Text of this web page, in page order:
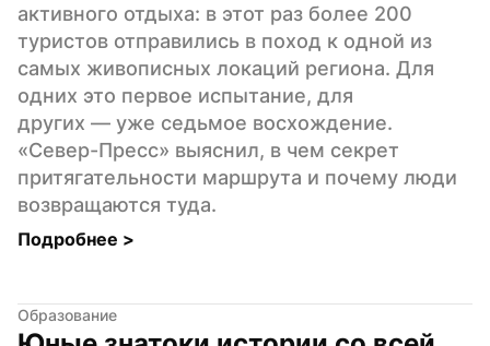
активного отдыха: в этот раз более 200
туристов отправились в поход к одной из
самых живописных локаций региона. Для
одних это первое испытание, для
других — уже седьмое восхождение.
«Север-Пресс» выяснил, в чем секрет
притягательности маршрута и почему люди
возвращаются туда.
Подробнее >
Образование